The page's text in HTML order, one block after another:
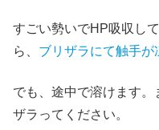
すごい勢いでHP吸収し
ら、 ブリザラにて触手が
でも、途中で溶けます。
ザラってください。